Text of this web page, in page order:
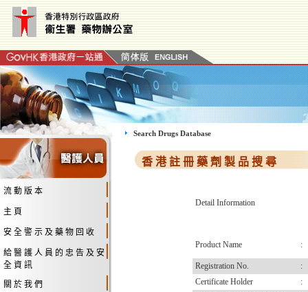
流 動 版 本
主 頁
安 全 警 示 及 藥 物 回 收
給 醫 護 人 員 的 忠 告 及 安
全 資 訊
關 於 我 們
Search Drugs Database
香 港 註 冊 藥 劑 製 品 搜 尋
Detail Information
Product Name :
Registration No.
:
Certificate Holder
: